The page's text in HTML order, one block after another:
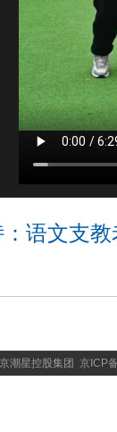
语文支
潮星控股集团 京ICP